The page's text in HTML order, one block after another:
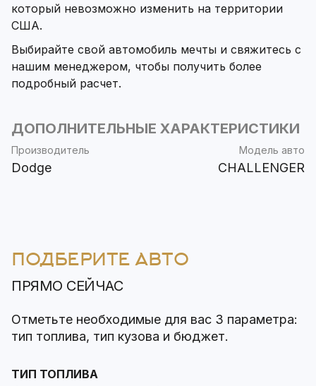
который невозможно изменить на территории
США.
Выбирайте свой автомобиль мечты и свяжитесь с
нашим менеджером, чтобы получить более
подробный расчет.
ДОПОЛНИТЕЛЬНЫЕ ХАРАКТЕРИСТИКИ
Производитель
Dodge
Модель авто
CHALLENGER
ПОДБЕРИТЕ АВТО
ПРЯМО СЕЙЧАС
Отметьте необходимые для вас 3 параметра:
тип топлива, тип кузова и бюджет.
ТИП ТОПЛИВА